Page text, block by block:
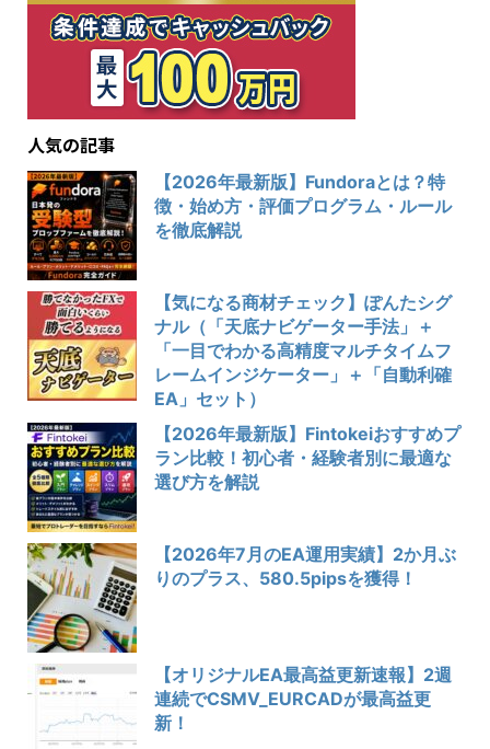
人気の記事
【2026年最新版】Fundoraとは？特
徴・始め方・評価プログラム・ルール
を徹底解説
【気になる商材チェック】ぽんたシグ
ナル（「天底ナビゲーター手法」＋
「一目でわかる高精度マルチタイムフ
レームインジケーター」＋「自動利確
EA」セット）
【2026年最新版】Fintokeiおすすめプ
ラン比較！初心者・経験者別に最適な
選び方を解説
【2026年7月のEA運用実績】2か月ぶ
りのプラス、580.5pipsを獲得！
【オリジナルEA最高益更新速報】2週
連続でCSMV_EURCADが最高益更
新！